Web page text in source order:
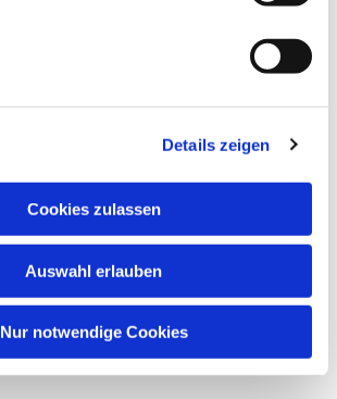
Details zeigen
Cookies zulassen
Auswahl erlauben
Nur notwendige Cookies